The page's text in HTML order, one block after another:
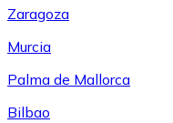
Zaragoza
Murcia
Palma de Mallorca
Bilbao